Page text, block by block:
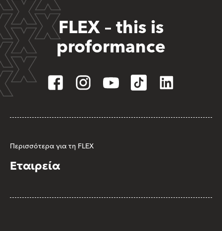
FLEX – this is
proformance
Περισσότερα για τη FLEX
Εταιρεία